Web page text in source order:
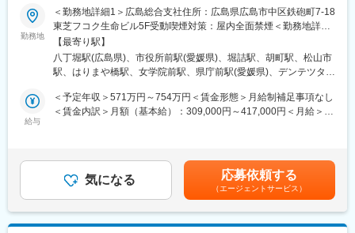
■当社へ入社するメリット
金融業界の知識が付くだけでなく、営業職として高いスキルが身
につきます。また、国として新NISAなどの制度が始まったことに
より、誰もが資産運用する時代に。社会からのニーズも高まり続
の充実にもつながります。
月間目標は個人ではなく部店へ割当し、チームでの目標達成を重
月平均残業は月に10hと成長とプライベートの両立が可能です。
そのため、離職率が低く、多くの社員が腰を据えて長く働いてい
ます。社員の頑張りを評価し、賞与等で反映しています。
変更の範囲：本文参照
「がん保険といえばアフラック」のイメージが強いですが、介護
保険を世界で初めて発売したのもアフラックです。
がん保険・医療保険を中心とした「第三分野」に強みを持ち、
「生きるための保険」を切り拓いてきました。
■業務内容
全国8000店以上の販売代理店や提携金融機関がお客様により良い
保険提案ができるよう、販売促進や経営課題解決のためのコンサ
・販売戦略の立案
・商品勉強会や各種研修、販売方法指導
勤務地
＜勤務地詳細1＞広島総合支社住所：広島県広島市中区鉄砲町7-18
東芝フコク生命ビル5F受動喫煙対策：屋内全面禁煙＜勤務地詳細
2＞松山支社住所：愛媛県松山市三番町4-9-6 NBF松山日銀前ビル
5F受動喫煙対策：屋内全面禁煙＜勤務地詳細3＞高知支社住所：
高知県高知市堺町2-26 高知中央ビジネススクエア7F受動喫煙対
ーク含む）
【最寄り駅】
八丁堀駅(広島県)、市役所前駅(愛媛県)、堀詰駅、胡町駅、松山市
駅、はりまや橋駅、女学院前駅、県庁前駅(愛媛県)、デンテツター
給与
＜予定年収＞571万円～754万円＜賃金形態＞月給制補足事項なし
＜賃金内訳＞月額（基本給）：309,000円～417,000円＜月給＞
です。※転居を伴う場合、別途転勤手当（4万円～6万円/月）と住
宅補助（例：6万円/月までの9割会社負担）の支給がございます。
賃金はあくまでも目安の金額であり、選考を通じて上下する可能
性があります。月給(月額)は固定手当を含めた表記です。
気になる 応募依頼する
（エージェントサービス）